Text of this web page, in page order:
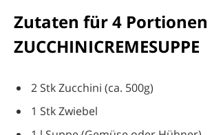
Zutaten für 4 Portionen
ZUCCHINICREMESUPPE
2 Stk Zucchini (ca. 500g)
1 Stk Zwiebel